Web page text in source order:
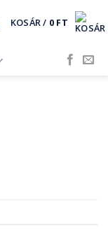
KOSÁR / 0 FT